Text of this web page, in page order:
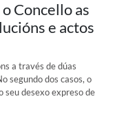
Concello as
e actos
a través de dúas
segundo dos casos, o
seu desexo expreso de